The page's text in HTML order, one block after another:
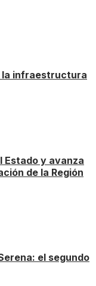
la infraestructura
Estado y avanza
de la Región
el segundo